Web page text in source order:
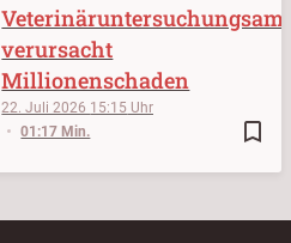
bookmark_border
22. Juli 2026 15:15
01:17 Min.
Veterinäruntersuchungsamt
verursacht
Millionenschaden